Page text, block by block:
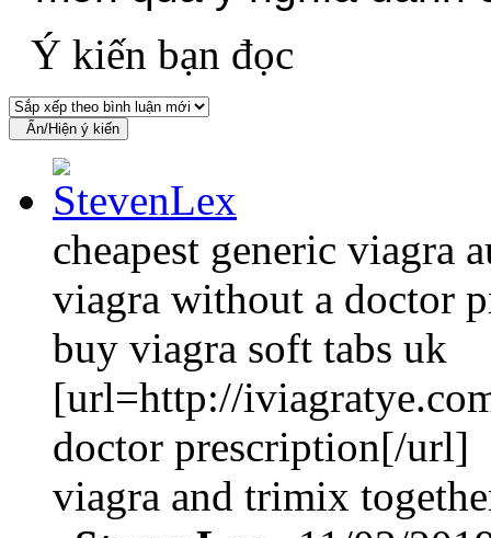
Ý kiến bạn đọc
Ẩn/Hiện ý kiến
cheapest generic viagra
viagra without a doctor
buy viagra soft tabs uk
[url=http://
doctor prescription[/url]
viagra and trimix